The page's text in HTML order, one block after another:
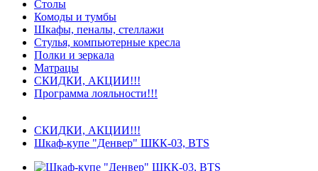
Столы
Комоды и тумбы
Шкафы, пеналы, стеллажи
Стулья, компьютерные кресла
Полки и зеркала
Матрацы
СКИДКИ, АКЦИИ!!!
Программа лояльности!!!
СКИДКИ, АКЦИИ!!!
Шкаф-купе "Денвер" ШКК-03, BTS